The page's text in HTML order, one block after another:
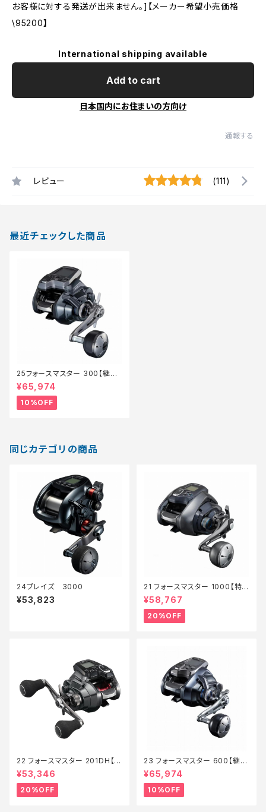
お客様に対する発送が出来ません。]【メーカー希望小売価格
\95200】
International shipping available
Add to cart
日本国内にお住まいの方向け
通報する
レビュー (111)
最近チェックした商品
25フォースマスター 300【継続
セール_リール】【10】
¥65,974
10%OFF
同じカテゴリの商品
24プレイズ 3000
¥53,823
21 フォースマスター 1000【特
価リール】【20】
¥58,767
20%OFF
22 フォースマスター 201DH【特
価リール】【20】
¥53,346
20%OFF
23 フォースマスター 600【継続
セール_リール】【10】
¥65,974
10%OFF